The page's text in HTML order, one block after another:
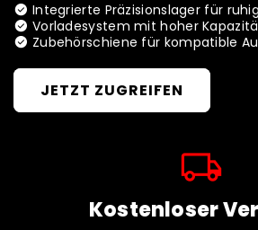
check_circle Integrierte Präzisionslager für
check_circle Vorladesystem mit hoher
check_circle Zubehörschiene für kompatible
JETZT ZUGREIFEN
local_shipping
Kostenloser